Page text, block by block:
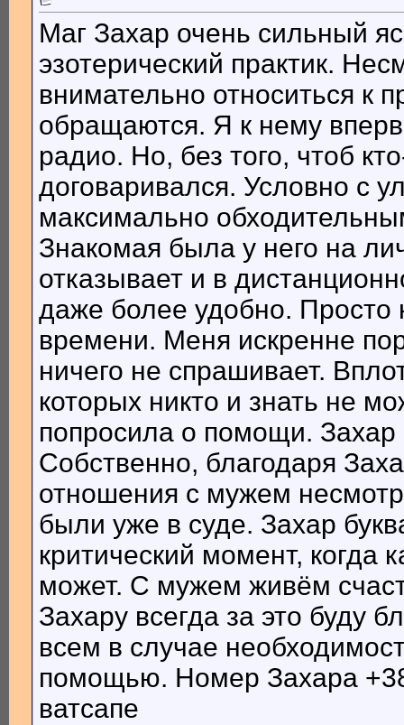
Маг Захар очень сильный
эзотерический практик.
внимательно относиться к
обращаются. Я к нему
радио. Но, без того, чтоб
договаривался. Условно с
максимально
Знакомая была у него на
отказывает и в
даже более удобно. Просто
времени. Меня искренне
ничего не спрашивает.
которых никто и знать не
попросила о помощи. Захар
Собственно, благодаря
отношения с мужем
были уже в суде. Захар
критический момент, когда
может. С мужем живём
Захару всегда за это буду
всем в случае
помощью. Номер Захара
ватсапе